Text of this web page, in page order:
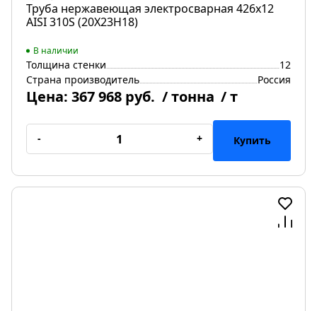
Труба нержавеющая электросварная 426х12
AISI 310S (20Х23Н18)
В наличии
Толщина стенки
12
Страна производитель
Россия
Цена: 367 968 руб. / тонна / т
- + Купить